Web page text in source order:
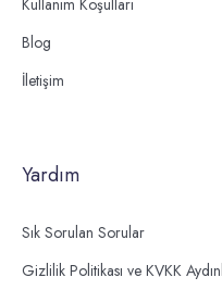
Blog
İletişim
Yardım
Sık Sorulan Sorular
Gizlilik Politikası ve KVKK